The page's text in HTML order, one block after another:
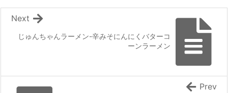
じゅんちゃんラーメン-辛みそにんにくバターコ
ーンラーメン
Next
Prev